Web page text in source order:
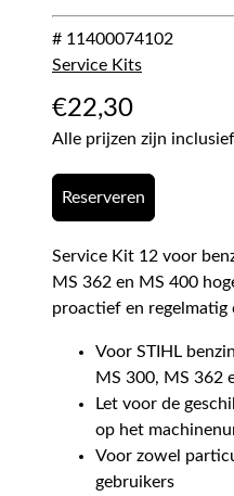
# 11400074102
Service Kits
€22,30
Alle prijzen zijn
Reserveren
Service Kit 12 voor
MS 362 en MS 400
proactief en regelmatig
Voor STIHL
MS 300, MS 362
Let voor de
op het
Voor zowel
gebruikers